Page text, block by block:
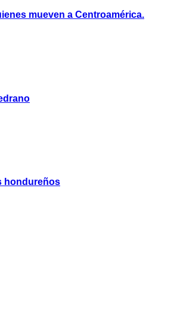
mueven a Centroamérica.
hondureños